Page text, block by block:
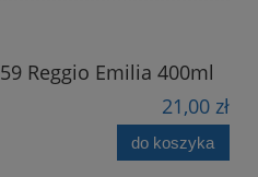
Reggio Emilia 400ml
21,00 zł
do koszyka